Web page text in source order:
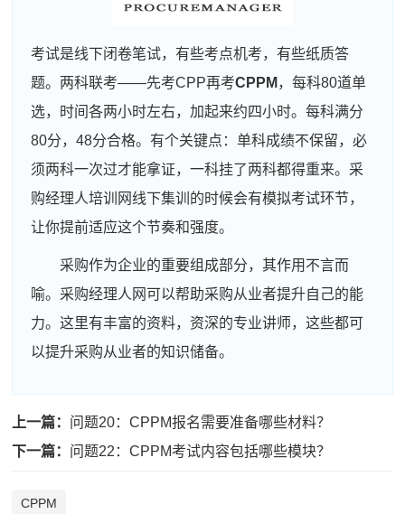
考试是线下闭卷笔试，有些考点机考，有些纸质答
题。两科联考——先考CPP再考CPPM ，每科80道单
选，时间各两小时左右，加起来约四小时。每科满分
80分，48分合格。有个关键点：单科成绩不保留，必
须两科一次过才能拿证，一科挂了两科都得重来。采
购经理人培训网线下集训的时候会有模拟考试环节，
让你提前适应这个节奏和强度。
采购作为企业的重要组成部分，其作用不言而
喻。采购经理人网可以帮助采购从业者提升自己的能
力。这里有丰富的资料，资深的专业讲师，这些都可
以提升采购从业者的知识储备。
上一篇： 问题20：CPPM报名需要准备哪些材料？
下一篇： 问题22：CPPM考试内容包括哪些模块？
CPPM
刘** 137****3991 2026-08-09
程** 139****5022 2026-08-09